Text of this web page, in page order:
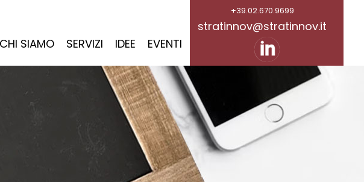
CHI SIAMO SERVIZI IDEE EVENTI
+39.02.670.9699
stratinnov@stratinnov.it